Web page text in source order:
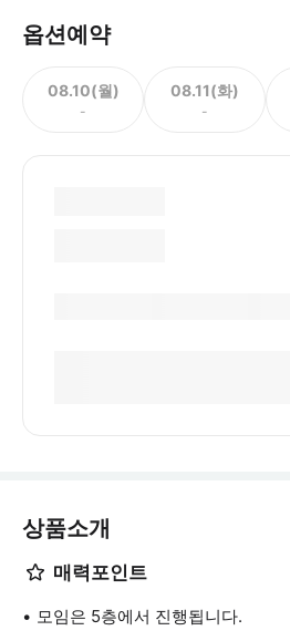
옵션예약
08.10(월)
-
08.11(화)
-
상품소개
매력포인트
모임은 5층에서 진행됩니다.